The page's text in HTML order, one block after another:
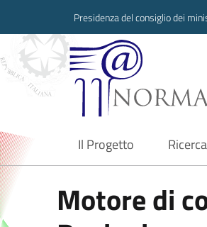
Presidenza del consiglio dei
Il Progetto
current
Motore di